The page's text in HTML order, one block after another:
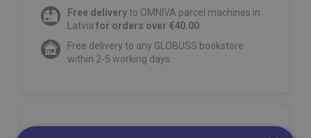
Free deliveryto OMNIVA parcel machines in
Latvia for orders over €40.00
Free delivery to any GLOBUSS bookstore
within 2-5 working days.